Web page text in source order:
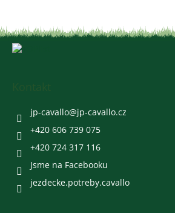
jp-cavallo@jp-cavallo.cz
+420 606 739 075
+420 724 317 116
Jsme na Facebooku
jezdecke.potreby.cavallo